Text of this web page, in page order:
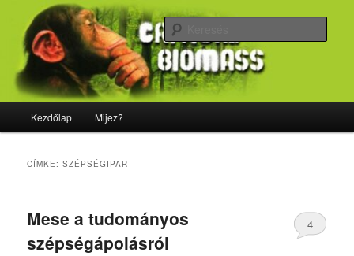
elsődleges
tartalomra
másodlagos
tartalomraCriticalBiomass
Majdnem minden, ami biológia
Kezdőlap Mijez?
CÍMKE:SZÉPSÉGIPAR
Mese a tudományos
szépségápolásról
4